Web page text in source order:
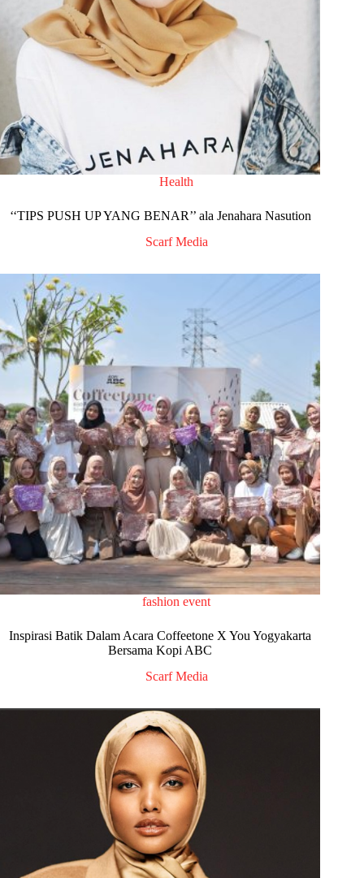
Health
‘‘TIPS PUSH UP YANG BENAR’’ ala Jenahara Nasution
Scarf Media
fashion event
Inspirasi Batik Dalam Acara Coffeetone X You Yogyakarta
Bersama Kopi ABC
Scarf Media